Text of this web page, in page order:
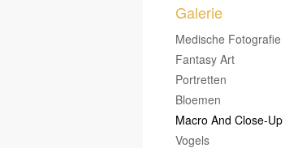
Galerie
Medische Fotografie
Fantasy Art
Portretten
Bloemen
Macro And Close-Up
Vogels